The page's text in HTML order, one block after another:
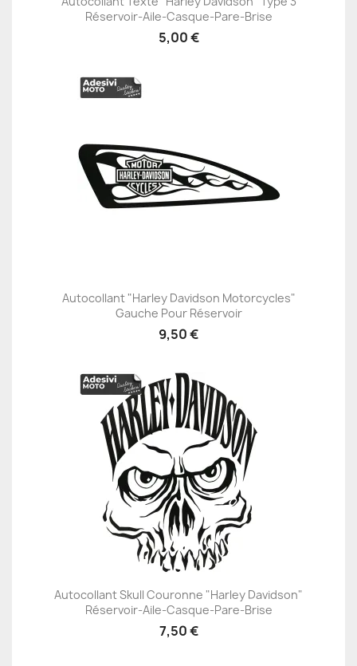
Réservoir-Aile-Casque-Pare-Brise
5,00 €
Autocollant "Harley Davidson Motorcycles"
Gauche Pour Réservoir
9,50 €
Autocollant Skull Couronne "Harley Davidson"
Réservoir-Aile-Casque-Pare-Brise
7,50 €